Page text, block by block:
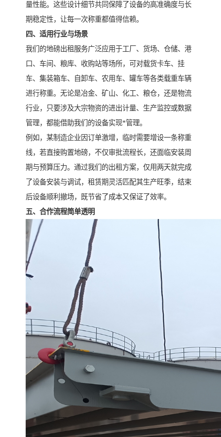
量性能。这些设计细节共同保障了设备的高准确度与长
期稳定性，让每一次称重都值得信赖。
四、适用行业与场景
我们的地磅出租服务广泛应用于工厂、货场、仓储、港
口、车间、粮库、收购站等场所，可对载货卡车、挂
车、集装箱车、自卸车、农用车、罐车等各类载重车辆
进行称重。无论是冶金、矿山、化工、粮仓，还是物流
行业，只要涉及大宗物资的进出计量、生产监控或数据
管理，都能借助我们的设备实现*管理。
例如，某制造企业因订单激增，临时需要增设一条称重
线，若直接购置地磅，不仅审批流程长，还面临安装周
期与预算压力。通过我们的出租方案，仅用两天就完成
了设备安装与调试，租赁期灵活匹配其生产旺季，结束
后设备顺利撤场，既节省了成本又保证了效率。
五、合作流程简单透明